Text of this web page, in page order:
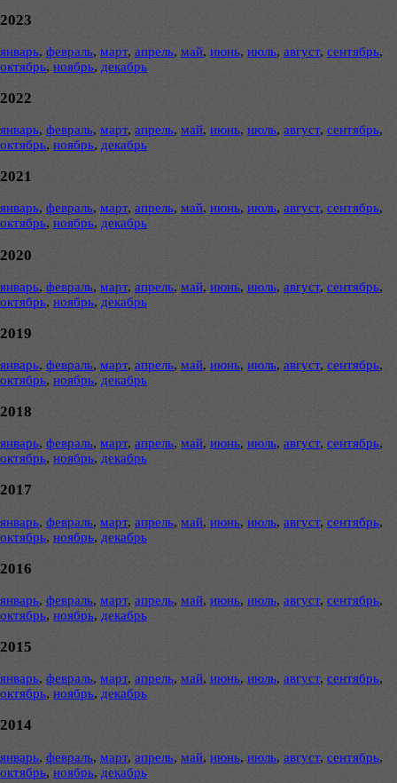
2023
январь, февраль, март, апрель, май, июнь, июль, август, сентябрь,
октябрь, ноябрь, декабрь
2022
январь, февраль, март, апрель, май, июнь, июль, август, сентябрь,
октябрь, ноябрь, декабрь
2021
январь, февраль, март, апрель, май, июнь, июль, август, сентябрь,
октябрь, ноябрь, декабрь
2020
январь, февраль, март, апрель, май, июнь, июль, август, сентябрь,
октябрь, ноябрь, декабрь
2019
январь, февраль, март, апрель, май, июнь, июль, август, сентябрь,
октябрь, ноябрь, декабрь
2018
январь, февраль, март, апрель, май, июнь, июль, август, сентябрь,
октябрь, ноябрь, декабрь
2017
январь, февраль, март, апрель, май, июнь, июль, август, сентябрь,
октябрь, ноябрь, декабрь
2016
январь, февраль, март, апрель, май, июнь, июль, август, сентябрь,
октябрь, ноябрь, декабрь
2015
январь, февраль, март, апрель, май, июнь, июль, август, сентябрь,
октябрь, ноябрь, декабрь
2014
январь, февраль, март, апрель, май, июнь, июль, август, сентябрь,
октябрь, ноябрь, декабрь